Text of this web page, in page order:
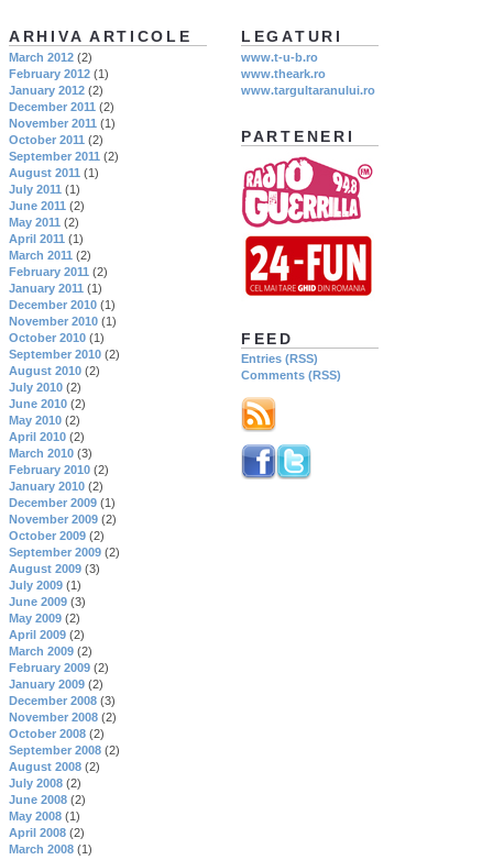
LEGATURI
www.t-u-b.ro
www.theark.ro
www.targultaranului.ro
PARTENERI
FEED
Entries (RSS)
Comments (RSS)
ARHIVA ARTICOLE
March 2012 (2)
February 2012 (1)
January 2012 (2)
December 2011 (2)
November 2011 (1)
October 2011 (2)
September 2011 (2)
August 2011 (1)
July 2011 (1)
June 2011 (2)
May 2011 (2)
April 2011 (1)
March 2011 (2)
February 2011 (2)
January 2011 (1)
December 2010 (1)
November 2010 (1)
October 2010 (1)
September 2010 (2)
August 2010 (2)
July 2010 (2)
June 2010 (2)
May 2010 (2)
April 2010 (2)
March 2010 (3)
February 2010 (2)
January 2010 (2)
December 2009 (1)
November 2009 (2)
October 2009 (2)
September 2009 (2)
August 2009 (3)
July 2009 (1)
June 2009 (3)
May 2009 (2)
April 2009 (2)
March 2009 (2)
February 2009 (2)
January 2009 (2)
December 2008 (3)
November 2008 (2)
October 2008 (2)
September 2008 (2)
August 2008 (2)
July 2008 (2)
June 2008 (2)
May 2008 (1)
April 2008 (2)
March 2008 (1)